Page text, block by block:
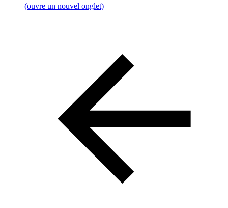
(ouvre un nouvel onglet)